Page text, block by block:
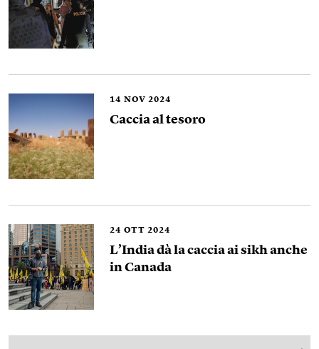
14 NOV 2024
Caccia al tesoro
24 OTT 2024
L’India dà la caccia ai sikh anche
in Canada